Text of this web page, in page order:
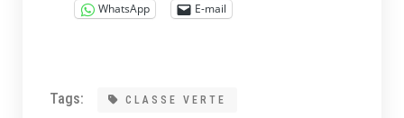
WhatsApp E-mail
Tags: CLASSE VERTE